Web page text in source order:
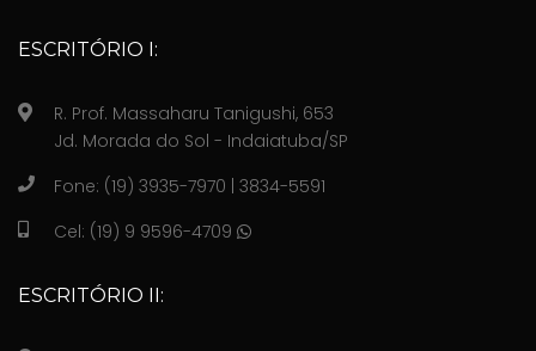
ESCRITÓRIO I:
R. Prof. Massaharu Tanigushi, 653
Jd. Morada do Sol - Indaiatuba/SP
Fone: (19) 3935-7970 | 3834-5591
Cel: (19) 9 9596-4709
ESCRITÓRIO II: